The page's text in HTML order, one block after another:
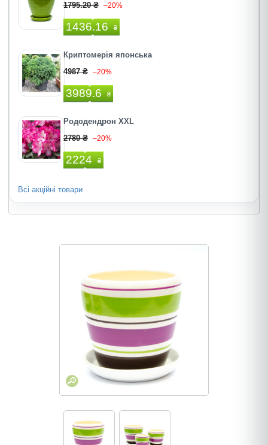
1795.20 ₴ –20%
1436.16 ₴
Криптомерія японська
4987 ₴ –20%
3989.6 ₴
Рододендрон XXL
2780 ₴ –20%
2224 ₴
Всі акційні товари